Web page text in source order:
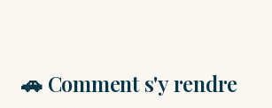
🚗 Comment s'y rendre